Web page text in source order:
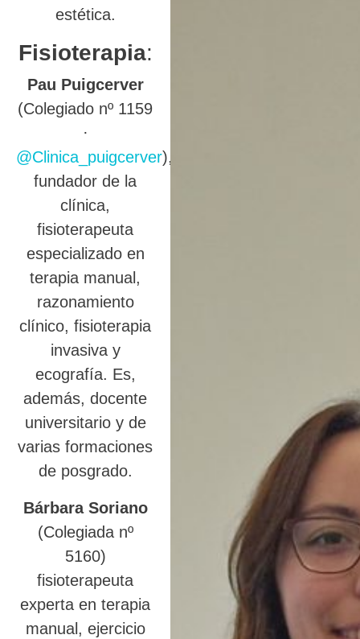
estética.
Fisioterapia:
Pau Puigcerver
(Colegiado nº 1159
·
@Clinica_puigcerver),
fundador de la
clínica,
fisioterapeuta
especializado en
terapia manual,
razonamiento
clínico, fisioterapia
invasiva y
ecografía. Es,
además, docente
universitario y de
varias formaciones
de posgrado.
Bárbara Soriano
(Colegiada nº
5160)
fisioterapeuta
experta en terapia
manual, ejercicio